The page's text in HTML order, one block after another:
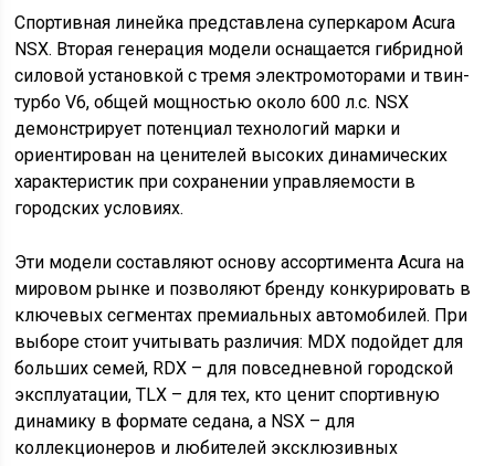
Спортивная линейка представлена суперкаром Acura
NSX. Вторая генерация модели оснащается гибридной
силовой установкой с тремя электромоторами и твин-
турбо V6, общей мощностью около 600 л.с. NSX
демонстрирует потенциал технологий марки и
ориентирован на ценителей высоких динамических
характеристик при сохранении управляемости в
городских условиях.
Эти модели составляют основу ассортимента Acura на
мировом рынке и позволяют бренду конкурировать в
ключевых сегментах премиальных автомобилей. При
выборе стоит учитывать различия: MDX подойдет для
больших семей, RDX – для повседневной городской
эксплуатации, TLX – для тех, кто ценит спортивную
динамику в формате седана, а NSX – для
коллекционеров и любителей эксклюзивных